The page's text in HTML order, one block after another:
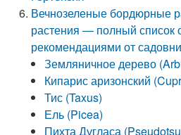
Вечнозеленые бордюрные
растения — полный список
рекомендациями от
Земляничное дерево
Кипарис аризонский
Тис (Taxus)
Ель (Picea)
Пихта Дугласа